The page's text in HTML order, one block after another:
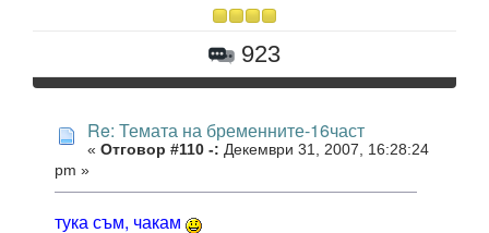
923
Re: Темата на бременните-16част
« Отговор #110 -: Декември 31, 2007, 16:28:24
pm »
тука съм, чакам